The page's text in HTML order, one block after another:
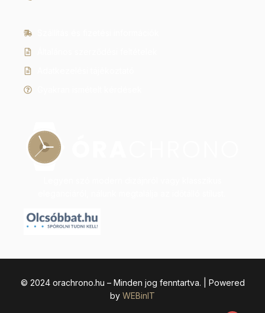
© 2024 orachrono.hu – Minden jog fenntartva. | Powered
by WEBinIT